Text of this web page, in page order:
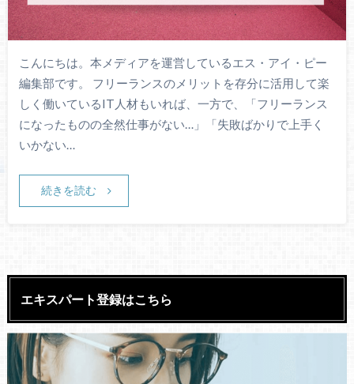
こんにちは。本メディアを運営しているエス・アイ・ピー
編集部です。 フリーランスのメリットを存分に活用して楽
しく働いているIT人材もいれば、一方で、「フリーランス
になったものの全然仕事がない…」「失敗ばかりで上手く
いかない…
続きを読む
エキスパート登録はこちら